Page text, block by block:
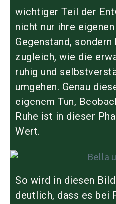
wichtiger Teil der
nicht nur ihre
Gegenstand,
zugleich, wie die
ruhig und
umgehen. Genau
eigenem Tun,
Ruhe ist in dieser
Wert.
So wird in diesen
deutlich, dass es bei